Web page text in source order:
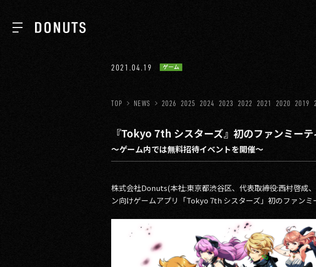
ABOUT
SERVICES
GROUP
2021.04.19 ゲーム
TOP NEWS 2026 2025 2024 2023 2022 2021 2020 2019
『Tokyo 7th シスターズ』初のファンミー
～ゲーム内では無料招待イベントを開催～
株式会社Donuts(本社:東京都渋谷区、代表取締役:西村啓
ン向けゲームアプリ「Tokyo 7th シスターズ」初のファンミ